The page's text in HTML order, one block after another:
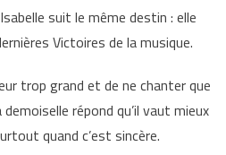
suit le même destin : elle
Victoires de la musique.
trop grand et de ne chanter que
répond qu’il vaut mieux
quand c’est sincère.